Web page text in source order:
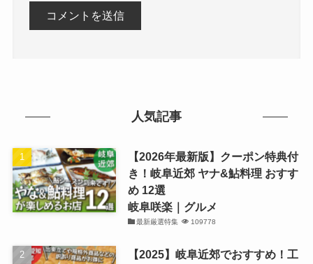
人気記事
【2026年最新版】クーポン特典付
き！岐阜近郊 ヤナ&鮎料理 おすす
め 12選
岐阜咲楽｜グルメ
最新厳選特集 109778
【2025】岐阜近郊でおすすめ！工